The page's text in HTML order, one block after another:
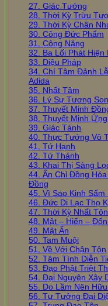
27. Giác Tướng
28. Thời Kỳ Trừu
29. Thời Kỳ Chân
30. Công Đức Phẩm
31. Công Năng
32. Ba Lối Phát Hiện
33. Diệu Pháp
34. Chí Tâm Đảnh
Adida
35. Nhất Tâm
36. Lý Sự Tương
37. Thuyết Minh
38. Thuyết Minh
39. Giác Tánh
40. Thực Tướng Vô
41. Tứ Hạnh
42. Tứ Thánh
43. Khai Thị Sàng
44. Ấn Chỉ Đồng
Đồng
45. Vì Sao Kinh
46. Đức Di Lạc Thọ
47. Thời Kỳ Nhất
48. Mật – Hiển –
49. Mật Ấn
50. Tam Muội
51. Về Với Chân Tôn
52. Tâm Tình Diễn
53. Đạo Phật Triệt
54. Đại Nguyện Xây
55. Do Lầm Nên
56. Tư Tưởng Đại